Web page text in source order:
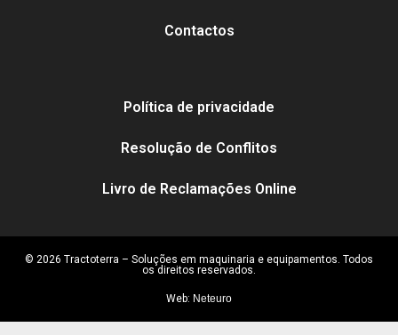
Contactos
Política de privacidade
Resolução de Conflitos
Livro de Reclamações Online
© 2026 Tractoterra – Soluções em maquinaria e equipamentos. Todos
os direitos reservados.
Web: Neteuro